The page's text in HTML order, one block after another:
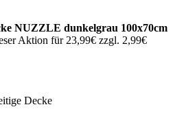
NUZZLE dunkelgrau 100x70cm
Aktion für 23,99€ zzgl. 2,99€
Decke